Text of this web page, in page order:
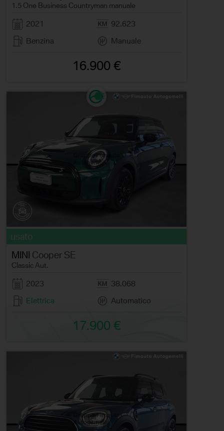
1.5 One Business Countryman manuale
2021
92.623
Benzina
Manuale
16.900 €
usato
MINI Cooper SE
Classic Aut.
2023
38.068
Elettrica
Automatico
17.900 €